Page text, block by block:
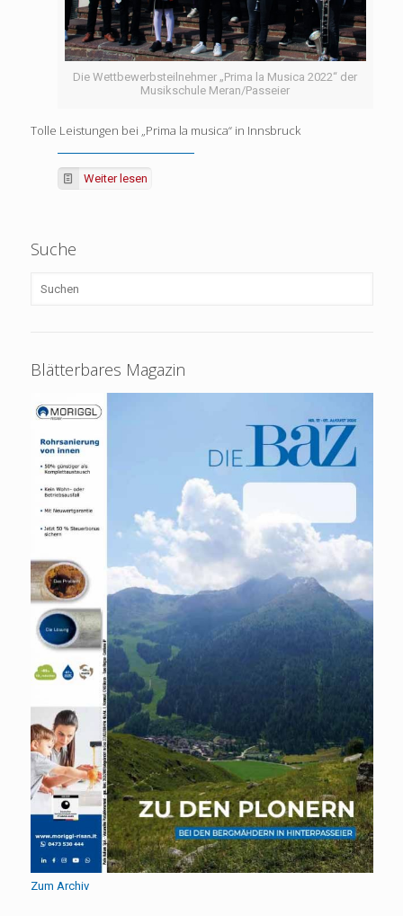
Die Wettbewerbsteilnehmer „Prima la Musica 2022“ der
Musikschule Meran/Passeier
Tolle Leistungen bei „Prima la musica“ in Innsbruck
Weiter lesen
Suche
Blätterbares Magazin
Zum Archiv